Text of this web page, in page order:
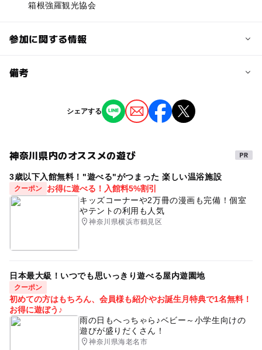
箱根強羅観光協会
参加に関する情報
予約/応募
備考
※掲載の情報は天候や主催者側の都合などにより変更にな
ることがあります。
シェアする
神奈川県内のオススメの遊び
3歳以下入館無料！"遊べる"がつまった 楽しい温浴施設
クーポン
お得に遊べる！入館料5%割引
キッズコーナーや2万冊の漫画も完備！個室
やテントの利用も人気
神奈川県横浜市鶴見区
日本最大級！いつでも思いっきり遊べる屋内遊園地
クーポン
初めての方はもちろん、会員様も紹介やお誕生月特典で1名無料！
お得に遊ぼう♪
雨の日もへっちゃら♪ベビー～小学生向けの
遊びが盛りだくさん！
神奈川県海老名市